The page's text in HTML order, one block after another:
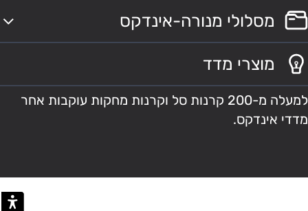
מסלולי מנורה-אינדקס
מוצרי מדד
למעלה מ-200 קרנות סל וקרנות מחקות עוקבות אחר
מדדי אינדקס.